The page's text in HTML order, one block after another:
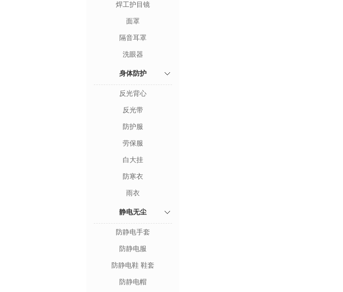
焊工护目镜
面罩
隔音耳罩
洗眼器
身体防护
反光背心
反光带
防护服
劳保服
白大挂
防寒衣
雨衣
静电无尘
防静电手套
防静电服
防静电鞋 鞋套
防静电帽